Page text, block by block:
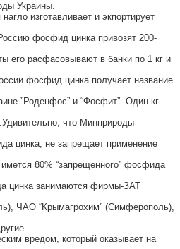
Украины.
изготавливает и экпортирует
фосфид цинка привозят 200-
его расфасовывают в банки по 1 кг и
фосфид цинка получает название
”Роденфос” и “Фосфит”. Один кг
что Минприроды
цинка, не запрещает применение
80% “запрещенного” фосфида
цинка занимаются фирмы-ЗАТ
ЧАО “Крымагрохим” (Симферополь),
вредом, который оказывает на